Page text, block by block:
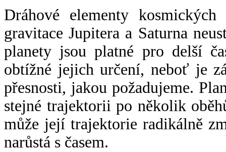
Dráhové elementy
gravitace Jupitera a Saturna
planety jsou platné pro delší
obtížné jejich určení, neboť je
přesnosti, jakou požadujeme.
stejné trajektorii po několik
může její trajektorie radikálně
narůstá s časem.